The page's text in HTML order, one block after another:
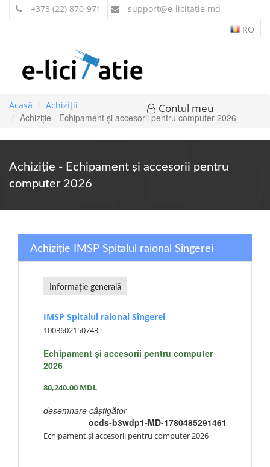
+373 (22) 870-971 support@e-licitatie.md
RO
Contul meu
Acasă Achiziții
Achiziție - Echipament și accesorii pentru computer 2026
Achiziție - Echipament și accesorii pentru
computer 2026
Achiziție IMSP Spitalul raional Sîngerei
Informație generală
IMSP Spitalul raional Sîngerei
1003602150743
Echipament și accesorii pentru computer
2026
80,240.00 MDL
desemnare câștigător
ocds-b3wdp1-MD-1780485291461
Echipament și accesorii pentru computer 2026